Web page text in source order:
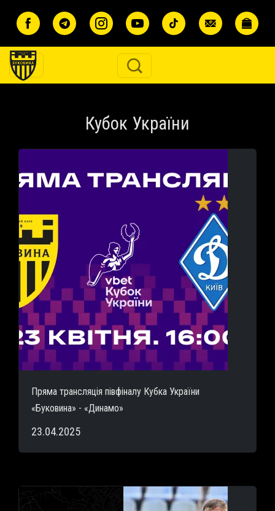
Кубок України
Пряма трансляція півфіналу Кубка України
«Буковина» - «Динамо»
23.04.2025